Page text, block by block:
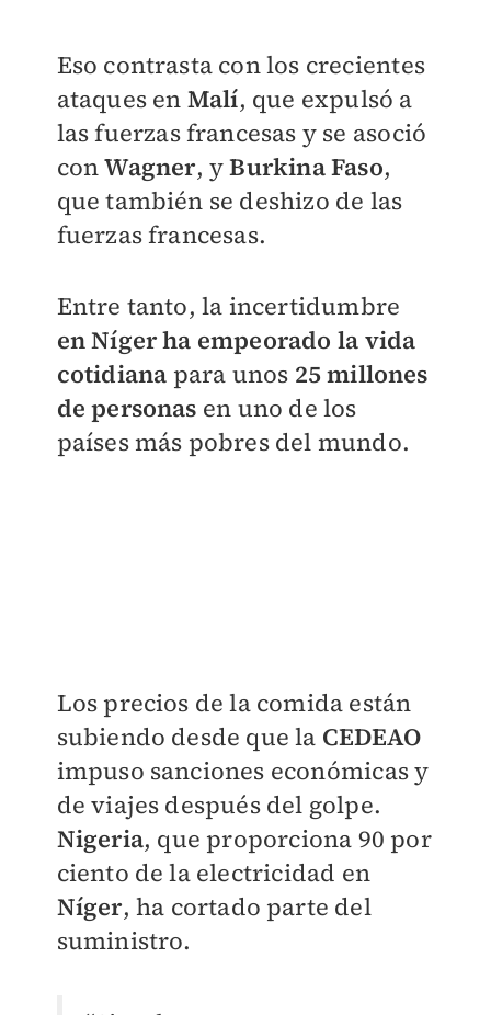
Eso contrasta con los crecientes
ataques en Malí, que expulsó a
las fuerzas francesas y se asoció
conWagner, yBurkinaFaso,
que también se deshizo de las
fuerzas francesas.
Entre tanto, la incertidumbre
en Níger ha empeorado la vida
cotidiana para unos 25 millones
de personas en uno de los
países más pobres del mundo.
Los precios de la comida están
subiendo desde que la CEDEAO
impuso sanciones económicas y
de viajes después del golpe.
Nigeria, que proporciona 90 por
ciento de la electricidad en
Níger, ha cortado parte del
suministro.